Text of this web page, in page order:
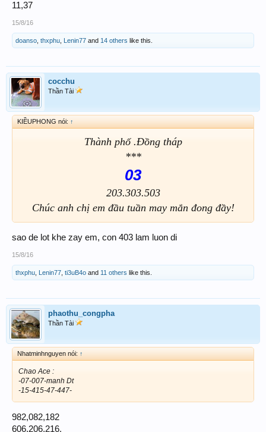
11,37
15/8/16
doanso thxphu Lenin77 and 14 others like this.
cocchu
Thần Tài
KIỀUPHONG nói: ↑
Thành phố .Đồng tháp
***
03
203.303.503
Chúc anh chị em đầu tuần may mắn đong đầy!
sao de lot khe zay em, con 403 lam luon di
15/8/16
thxphu Lenin77 ti3uB4o and 11 others like this.
phaothu_congpha
Thần Tài
Nhatminhnguyen nói: ↑
Chao Ace :
-07-007-manh Dt
-15-415-47-447-
982,082,182
606,206,216.